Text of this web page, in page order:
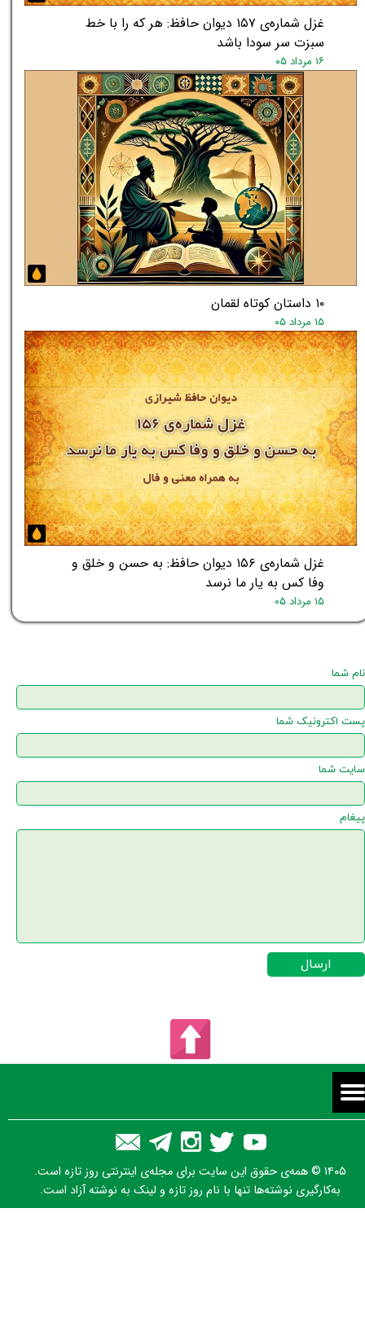
★
غزل شماره‌ی ۱۵۷ دیوان حافظ: هر که را با خط
سبزت سر سودا باشد
۱۶ مرداد ۰۵
۱۰ داستان کوتاه لقمان
۱۵ مرداد ۰۵
غزل شماره‌ی ۱۵۶ دیوان حافظ: به حسن و خلق و
وفا کس به یار ما نرسد
۱۵ مرداد ۰۵
نام شما
پست اکترونیک شما
سایت شما
پیغام
ارسال
۱۴۰۵ © همه‌ی حقوق این سایت برای مجله‌ی اینترنتی روز تازه است.
به‌کارگیری نوشته‌ها تنها با نام روز تازه و لینک به نوشته آزاد است.